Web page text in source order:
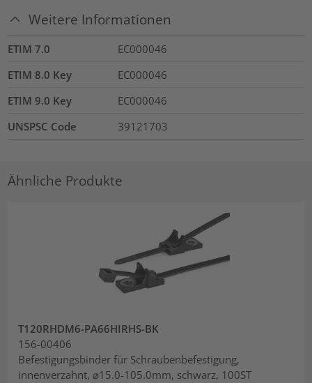
Weitere Informationen
ETIM 7.0
EC000046
ETIM 8.0 Key
EC000046
ETIM 9.0 Key
EC000046
UNSPSC Code
39121703
Ähnliche Produkte
T120RHDM6-PA66HIRHS-BK
156-00406
Befestigungsbinder für Schraubenbefestigung,
innenverzahnt, ⌀15.0-105.0mm, schwarz, 100ST